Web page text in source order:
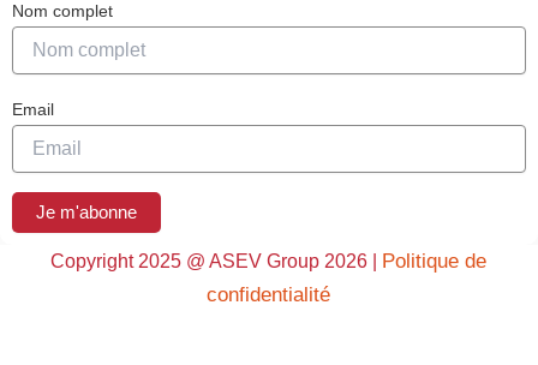
Nom complet
Email
Je m'abonne
Copyright 2025 @ ASEV Group 2026 | Politique de
confidentialité